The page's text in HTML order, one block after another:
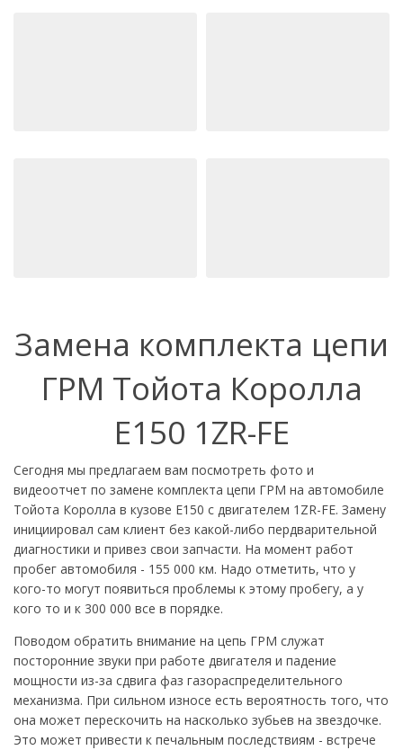
Замена комплекта цепи
ГРМ Тойота Королла
Е150 1ZR-FE
Сегодня мы предлагаем вам посмотреть фото и
видеоотчет по замене комплекта цепи ГРМ на автомобиле
Тойота Королла в кузове Е150 с двигателем 1ZR-FE. Замену
инициировал сам клиент без какой-либо пердварительной
диагностики и привез свои запчасти. На момент работ
пробег автомобиля - 155 000 км. Надо отметить, что у
кого-то могут появиться проблемы к этому пробегу, а у
кого то и к 300 000 все в порядке.
Поводом обратить внимание на цепь ГРМ служат
посторонние звуки при работе двигателя и падение
мощности из-за сдвига фаз газораспределительного
механизма. При сильном износе есть вероятность того, что
она может перескочить на насколько зубьев на звездочке.
Это может привести к печальным последствиям - встрече